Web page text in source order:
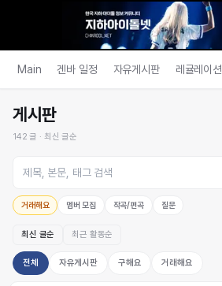
Main 겐바 일정 자유게시판 레귤레이션
게시판
142 글 · 최신 글순
거래해요 멤버 모집 작곡/편곡 질문
최신 글순 최근 활동순
전체 자유게시판 구해요 거래해요